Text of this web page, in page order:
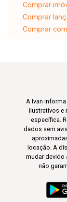
Comprar
Comprar
Comprar
A Ivan
ilustrativos e
específica.
dados sem
locação. A
mudar devido
não